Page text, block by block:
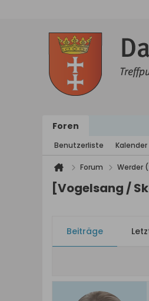
Foren
Benutzerliste Kalender
Forum Werder
[Vogelsang /
Beiträge